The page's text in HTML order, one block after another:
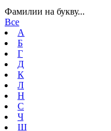
Фамилии на букву...
Все
А
Б
Г
Д
К
Л
Н
С
Ч
Ш